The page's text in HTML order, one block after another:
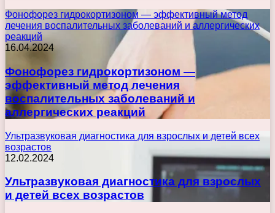
Фонофорез гидрокортизоном — эффективный метод
лечения воспалительных заболеваний и аллергических
реакций
16.04.2024
Фонофорез гидрокортизоном —
эффективный метод лечения
воспалительных заболеваний и
аллергических реакций
Ультразвуковая диагностика для взрослых и детей всех
возрастов
12.02.2024
Ультразвуковая диагностика для взрослых
и детей всех возрастов